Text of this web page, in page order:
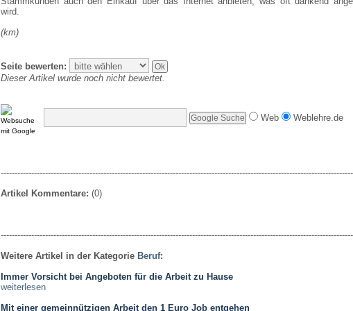
wird.
(km)
Seite bewerten:
Dieser Artikel wurde noch nicht bewertet.
Web Weblehre.de
Artikel Kommentare: (0)
Weitere Artikel in der Kategorie Beruf:
Immer Vorsicht bei Angeboten für die Arbeit zu Hause
weiterlesen
Mit einer gemeinnützigen Arbeit den 1 Euro Job entgehen